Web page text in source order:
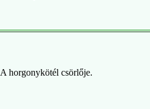
A horgonykötél csörlője.